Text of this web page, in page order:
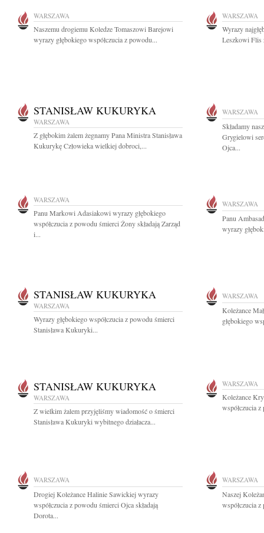
WARSZAWA
Naszemu drogiemu Koledze Tomaszowi Barejowi
wyrazy głębokiego współczucia z powodu...
WARSZAWA
Wyrazy
Leszkowi Flis
STANISŁAW KUKURYKA
WARSZAWA
Z głębokim żalem żegnamy Pana Ministra Stanisława
Kukurykę Człowieka wielkiej dobroci,...
WARSZAWA
Składamy
Grygielowi
Ojca...
WARSZAWA
Panu Markowi Adasiakowi wyrazy głębokiego
współczucia z powodu śmierci Żony składają Zarząd
i...
WARSZAWA
Panu
wyrazy
STANISŁAW KUKURYKA
WARSZAWA
Wyrazy głębokiego współczucia z powodu śmierci
Stanisława Kukuryki...
WARSZAWA
Koleżance
głębokiego
STANISŁAW KUKURYKA
WARSZAWA
Z wielkim żalem przyjęliśmy wiadomość o śmierci
Stanisława Kukuryki wybitnego działacza...
WARSZAWA
Koleżance
współczucia
WARSZAWA
Drogiej Koleżance Halinie Sawickiej wyrazy
współczucia z powodu śmierci Ojca składają
Dorota...
WARSZAWA
Naszej
współczucia